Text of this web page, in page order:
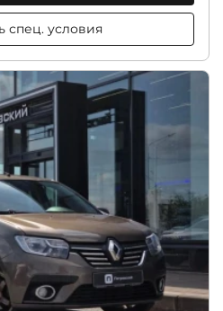
Получить спец. условия